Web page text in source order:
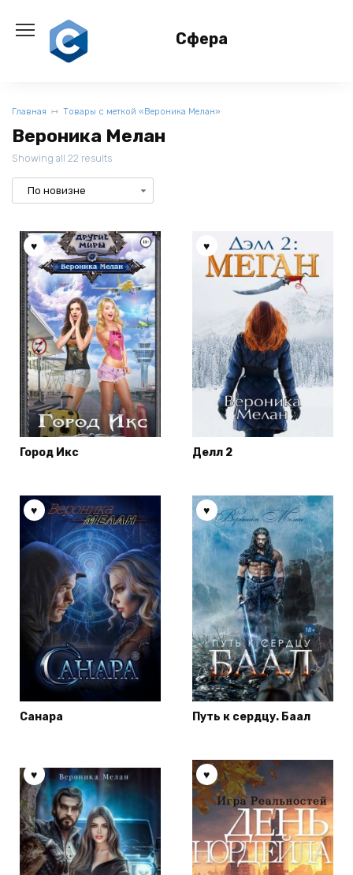
содержанию
Сфера
Главная Товары с меткой «Вероника Мелан»
Вероника Мелан
Showing all 22 results
Город Икс Делл 2
Санара Путь к сердцу. Баал